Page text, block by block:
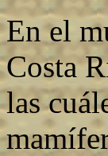
En el
Costa
las